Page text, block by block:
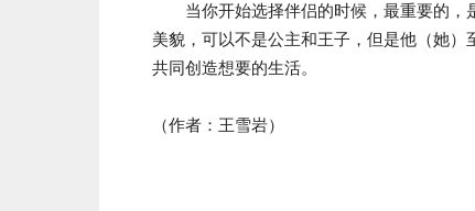
当你开始选择伴侣的时候，最重要的，
美貌，可以不是公主和王子，但是他（她）
共同创造想要的生活。
（作者：王雪岩）